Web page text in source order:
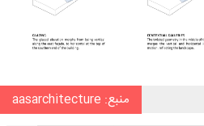
منبع: aasarchitecture